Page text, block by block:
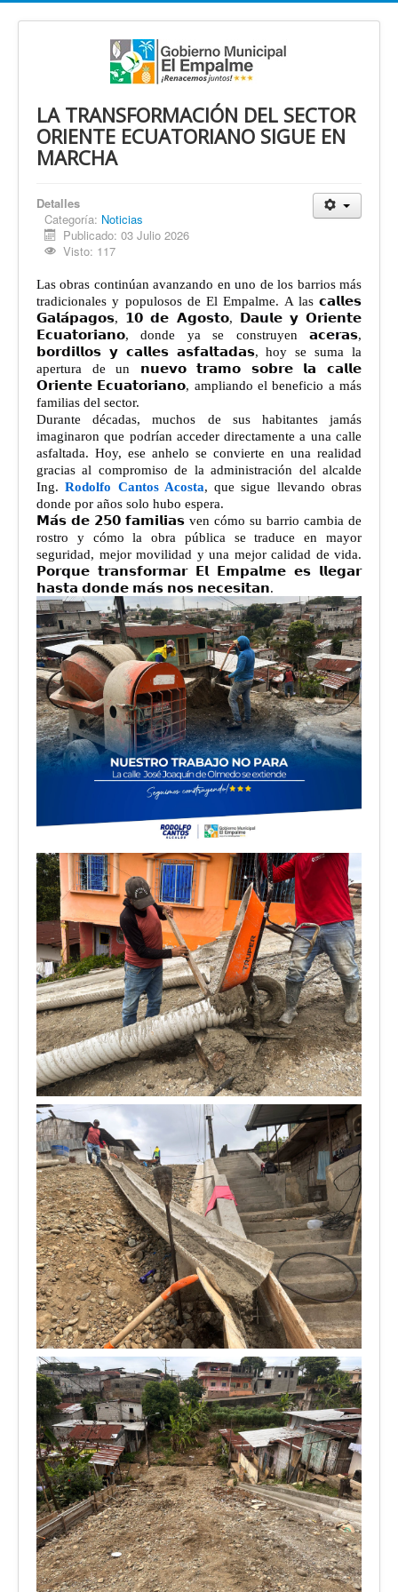
LA TRANSFORMACIÓN DEL SECTOR
ORIENTE ECUATORIANO SIGUE EN
MARCHA
Detalles
Categoría: Noticias
Publicado: 03 Julio 2026
Visto: 117
Las obras continúan avanzando en uno de los barrios más
tradicionales y populosos de El Empalme. A las 𝗰𝗮𝗹𝗹𝗲𝘀
𝗚𝗮𝗹𝗮́𝗽𝗮𝗴𝗼𝘀, 𝟭𝟬 𝗱𝗲 𝗔𝗴𝗼𝘀𝘁𝗼, 𝗗𝗮𝘂𝗹𝗲 𝘆 𝗢𝗿𝗶𝗲𝗻𝘁𝗲
𝗘𝗰𝘂𝗮𝘁𝗼𝗿𝗶𝗮𝗻𝗼, donde ya se construyen 𝗮𝗰𝗲𝗿𝗮𝘀,
𝗯𝗼𝗿𝗱𝗶𝗹𝗹𝗼𝘀 𝘆 𝗰𝗮𝗹𝗹𝗲𝘀 𝗮𝘀𝗳𝗮𝗹𝘁𝗮𝗱𝗮𝘀, hoy se suma la
apertura de un 𝗻𝘂𝗲𝘃𝗼 𝘁𝗿𝗮𝗺𝗼 𝘀𝗼𝗯𝗿𝗲 𝗹𝗮 𝗰𝗮𝗹𝗹𝗲
𝗢𝗿𝗶𝗲𝗻𝘁𝗲 𝗘𝗰𝘂𝗮𝘁𝗼𝗿𝗶𝗮𝗻𝗼, ampliando el beneficio a más
familias del sector.
Durante décadas, muchos de sus habitantes jamás
imaginaron que podrían acceder directamente a una calle
asfaltada. Hoy, ese anhelo se convierte en una realidad
gracias al compromiso de la administración del alcalde
Ing.Rodolfo Cantos Acosta, que sigue llevando obras
donde por años solo hubo espera.
𝗠𝗮́𝘀 𝗱𝗲 𝟮𝟱𝟬 𝗳𝗮𝗺𝗶𝗹𝗶𝗮𝘀 ven cómo su barrio cambia de
rostro y cómo la obra pública se traduce en mayor
seguridad, mejor movilidad y una mejor calidad de vida.
𝗣𝗼𝗿𝗾𝘂𝗲 𝘁𝗿𝗮𝗻𝘀𝗳𝗼𝗿𝗺𝗮𝗿 𝗘𝗹 𝗘𝗺𝗽𝗮𝗹𝗺𝗲 𝗲𝘀 𝗹𝗹𝗲𝗴𝗮𝗿
𝗵𝗮𝘀𝘁𝗮 𝗱𝗼𝗻𝗱𝗲 𝗺𝗮́𝘀 𝗻𝗼𝘀 𝗻𝗲𝗰𝗲𝘀𝗶𝘁𝗮𝗻.